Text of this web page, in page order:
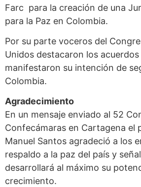
Farc para la creación de una
para la Paz en Colombia.
Por su parte voceros del
Unidos destacaron los
manifestaron su intención de
Colombia.
Agradecimiento
En un mensaje enviado al 52
Confecámaras en Cartagena el
Manuel Santos agradeció a los
respaldo a la paz del país y
desarrollará al máximo su
crecimiento.